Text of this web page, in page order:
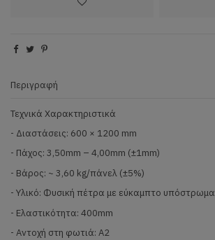
Περιγραφή
Τεχνικά Χαρακτηριστικά
- Διαστάσεις: 600 × 1200 mm
- Πάχος: 3,50mm – 4,00mm (±1mm)
- Βάρος: ~ 3,60 kg/πάνελ (±5%)
- Υλικό: Φυσική πέτρα με εύκαμπτο υπόστρωμα
- Ελαστικότητα: 400mm
- Αντοχή στη φωτιά: Α2